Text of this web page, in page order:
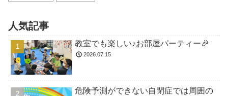
人気記事
教室でも楽しい♪お部屋パーティー🎉
2026.07.15
危険予測ができない自閉症では周囲の